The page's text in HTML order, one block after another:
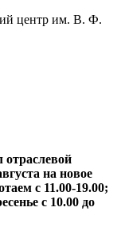
центр им. В. Ф.
на новое
с 11.00-19.00;
с 10.00 до